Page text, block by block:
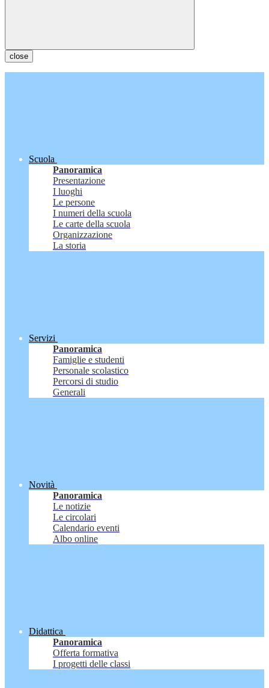
close
Scuola
Panoramica
Presentazione
I luoghi
Le persone
I numeri della scuola
Le carte della scuola
Organizzazione
La storia
Servizi
Panoramica
Famiglie e studenti
Personale scolastico
Percorsi di studio
Generali
Novità
Panoramica
Le notizie
Le circolari
Calendario eventi
Albo online
Didattica
Panoramica
Offerta formativa
I progetti delle classi